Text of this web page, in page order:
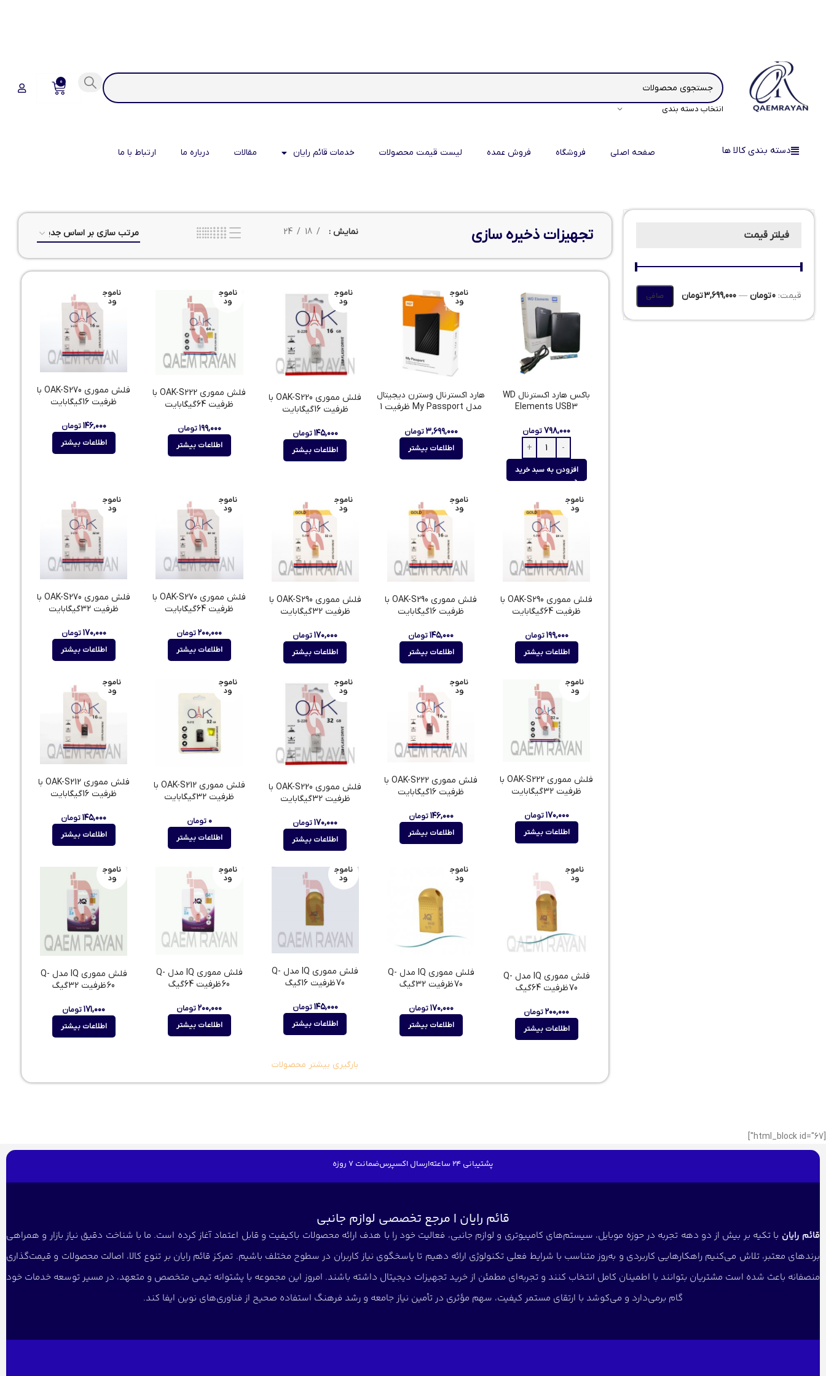
انتخاب دسته بندی
0
دسته بندی کالا ها صفحه اصلی فروشگاه فروش عمده لیست قیمت محصولات خدمات قائم رایان مقالات درباره ما ارتباط با ما
فیلتر قیمت
صافی قيمت: 0 تومان — 3,699,000 تومان
تجهیزات ذخیره سازی نمایش 18
24
باکس هارد اکسترنال WD
Elements USB3
۷۹۸,۰۰۰ تومان
افزودن به سبد خرید
ناموج
ود
هارد اکسترنال وسترن دیجیتال
مدل My Passport ظرفیت 1
۳,۶۹۹,۰۰۰ تومان
اطلاعات بیشتر
ناموج
ود
فلش مموری OAK-S220 با
ظرفیت 16گیگابایت
۱۴۵,۰۰۰ تومان
اطلاعات بیشتر
ناموج
ود
فلش مموری OAK-S222 با
ظرفیت 64گیگابایت
۱۹۹,۰۰۰تومان
اطلاعات بیشتر
ناموج
ود
فلش مموری OAK-S270 با
ظرفیت 16گیگابایت
۱۴۶,۰۰۰ تومان
اطلاعات بیشتر
ناموج
ود
فلش مموری OAK-S290 با
ظرفیت 64گیگابایت
۱۹۹,۰۰۰ تومان
اطلاعات بیشتر
ناموج
ود
فلش مموری OAK-S290 با
ظرفیت 16گیگابایت
۱۴۵,۰۰۰تومان
اطلاعات بیشتر
ناموج
ود
فلش مموری OAK-S290 با
ظرفیت 32گیگابایت
۱۷۰,۰۰۰ تومان
اطلاعات بیشتر
ناموج
ود
فلش مموری OAK-S270 با
ظرفیت 64گیگابایت
۲۰۰,۰۰۰ تومان
اطلاعات بیشتر
ناموج
ود
فلش مموری OAK-S270 با
ظرفیت 32گیگابایت
۱۷۰,۰۰۰ تومان
اطلاعات بیشتر
ناموج
ود
فلش مموری OAK-S222 با
ظرفیت 32گیگابایت
۱۷۰,۰۰۰ تومان
اطلاعات بیشتر
ناموج
ود
فلش مموری OAK-S222 با
ظرفیت 16گیگابایت
۱۴۶,۰۰۰ تومان
اطلاعات بیشتر
ناموج
ود
فلش مموری OAK-S220 با
ظرفیت 32گیگابایت
۱۷۰,۰۰۰ تومان
اطلاعات بیشتر
ناموج
ود
فلش مموری OAK-S212 با
ظرفیت 32گیگابایت
۰ تومان
اطلاعات بیشتر
ناموج
ود
فلش مموری OAK-S212 با
ظرفیت 16گیگابایت
۱۴۵,۰۰۰تومان
اطلاعات بیشتر
ناموج
ود
فلش مموری IQ مدل Q-
70 ظرفیت 64گیگ
۲۰۰,۰۰۰ تومان
اطلاعات بیشتر
ناموج
ود
فلش مموری IQ مدل Q-
70 ظرفیت 32گیگ
۱۷۰,۰۰۰ تومان
اطلاعات بیشتر
ناموج
ود
فلش مموری IQ مدل Q-
70 ظرفیت 16گیگ
۱۴۵,۰۰۰ تومان
اطلاعات بیشتر
ناموج
ود
فلش مموری IQ مدل Q-
60 ظرفیت 64گیگ
۲۰۰,۰۰۰ تومان
اطلاعات بیشتر
ناموج
ود
فلش مموری IQ مدل Q-
60 ظرفیت 32گیگ
۱۷۱,۰۰۰تومان
اطلاعات بیشتر
بارگیری بیشتر محصولات
[html_block id="67"]
پشتیبانی 24 ساعته ارسال اکسپرسضمانت 7 روزه
قائم رایان | مرجع تخصصی لوازم جانبی
قائم رایان با تکیه بر بیش از دو دهه تجربه در حوزه موبایل، سیستم‌های کامپیوتری و لوازم جانبی، فعالیت خود را با هدف ارائه محصولات باکیفیت و قابل اعتماد آغاز کرده است. ما با شناخت دقیق نیاز بازار و همراهی
برندهای معتبر، تلاش می‌کنیم راهکارهایی کاربردی و به‌روز متناسب با شرایط فعلی تکنولوژی ارائه دهیم تا پاسخگوی نیاز کاربران در سطوح مختلف باشیم. تمرکز قائم رایان بر تنوع کالا، اصالت محصولات و قیمت‌گذاری
منصفانه باعث شده است مشتریان بتوانند با اطمینان کامل انتخاب کنند و تجربه‌ای مطمئن از خرید تجهیزات دیجیتال داشته باشند. امروز این مجموعه با پشتوانه تیمی متخصص و متعهد، در مسیر توسعه خدمات خود
گام برمی‌دارد و می‌کوشد با ارتقای مستمر کیفیت، سهم مؤثری در تأمین نیاز جامعه و رشد فرهنگ استفاده صحیح از فناوری‌های نوین ایفا کند.